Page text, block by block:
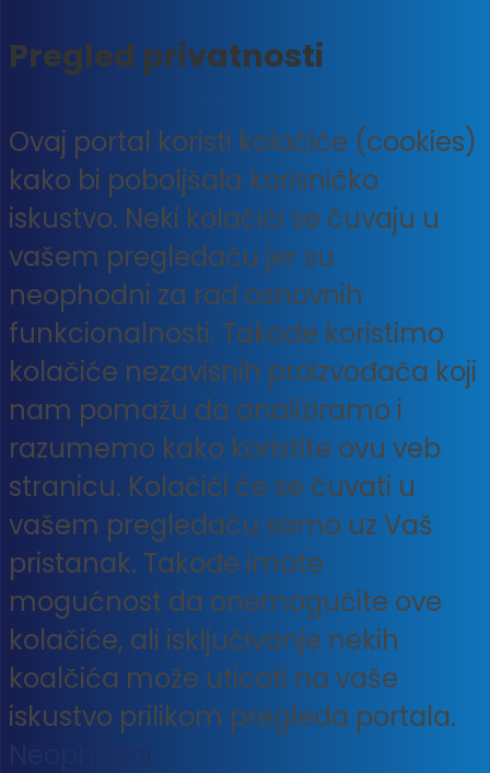
Pregled privatnosti
Ovaj portal koristi kolačiće (cookies)
kako bi poboljšala korisničko
iskustvo. Neki kolačići se čuvaju u
vašem pregledaču jer su
neophodni za rad osnovnih
funkcionalnosti. Takođe koristimo
kolačiće nezavisnih proizvođača koji
nam pomažu da analiziramo i
razumemo kako koristite ovu veb
stranicu. Kolačići će se čuvati u
vašem pregledaču samo uz Vaš
pristanak. Takođe imate
mogućnost da onemogućite ove
kolačiće, ali isključivanje nekih
koalčića može uticati na vaše
iskustvo prilikom pregleda portala.